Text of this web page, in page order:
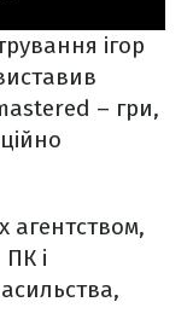
ігор
– гри,
і